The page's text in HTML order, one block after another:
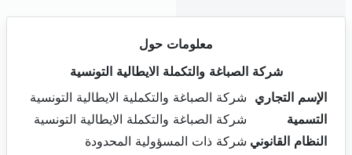
معلومات حول
شركة الصباغة والتكملة الايطالية التونسية
الإسم التجاري
شركة الصباغة والتكملية الايطالية التونسية
التسمية
شركة الصباغة والتكملة الايطالية التونسية
النظام القانوني شركة ذات المسؤولية المحدودة